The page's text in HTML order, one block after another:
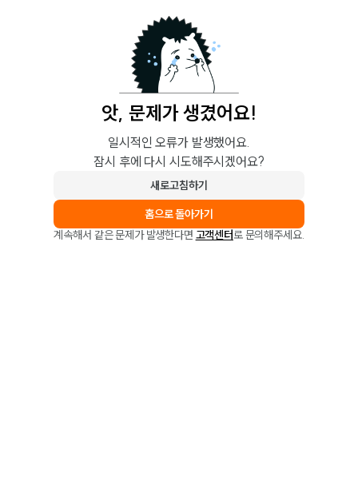
앗, 문제가 생겼어요!
일시적인 오류가 발생했어요.
잠시 후에 다시 시도해주시겠어요?
새로고침하기
홈으로 돌아가기
계속해서 같은 문제가 발생한다면 고객센터로 문의해주세요.